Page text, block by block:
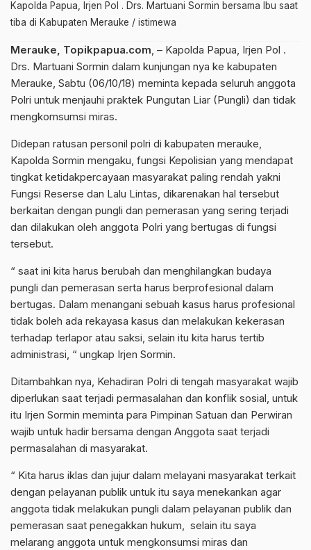
Kapolda Papua, Irjen Pol . Drs. Martuani Sormin bersama Ibu saat
tiba di Kabupaten Merauke / istimewa
Merauke, Topikpapua.com, – Kapolda Papua, Irjen Pol .
Drs. Martuani Sormin dalam kunjungan nya ke kabupaten
Merauke, Sabtu (06/10/18) meminta kepada seluruh anggota
Polri untuk menjauhi praktek Pungutan Liar (Pungli) dan tidak
mengkomsumsi miras.
Didepan ratusan personil polri di kabupaten merauke,
Kapolda Sormin mengaku, fungsi Kepolisian yang mendapat
tingkat ketidakpercayaan masyarakat paling rendah yakni
Fungsi Reserse dan Lalu Lintas, dikarenakan hal tersebut
berkaitan dengan pungli dan pemerasan yang sering terjadi
dan dilakukan oleh anggota Polri yang bertugas di fungsi
tersebut.
“ saat ini kita harus berubah dan menghilangkan budaya
pungli dan pemerasan serta harus berprofesional dalam
bertugas. Dalam menangani sebuah kasus harus profesional
tidak boleh ada rekayasa kasus dan melakukan kekerasan
terhadap terlapor atau saksi, selain itu kita harus tertib
administrasi, “ ungkap Irjen Sormin.
Ditambahkan nya, Kehadiran Polri di tengah masyarakat wajib
diperlukan saat terjadi permasalahan dan konflik sosial, untuk
itu Irjen Sormin meminta para Pimpinan Satuan dan Perwiran
wajib untuk hadir bersama dengan Anggota saat terjadi
permasalahan di masyarakat.
“ Kita harus iklas dan jujur dalam melayani masyarakat terkait
dengan pelayanan publik untuk itu saya menekankan agar
anggota tidak melakukan pungli dalam pelayanan publik dan
pemerasan saat penegakkan hukum, selain itu saya
melarang anggota untuk mengkonsumsi miras dan